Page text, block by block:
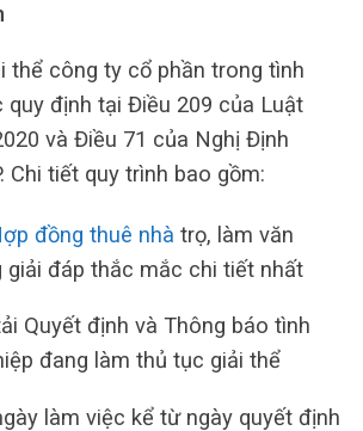
thể công ty cổ phần trong tình
quy định tại Điều 209 của Luật
và Điều 71 của Nghị Định
Chi tiết quy trình bao gồm:
đồng thuê nhà trọ, làm văn
giải đáp thắc mắc chi tiết nhất
Quyết định và Thông báo tình
đang làm thủ tục giải thể
làm việc kể từ ngày quyết định